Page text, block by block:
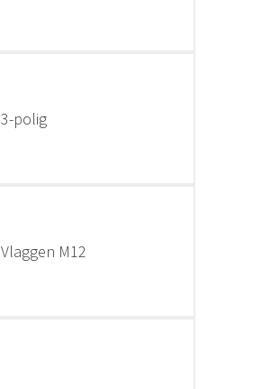
3-polig
Vlaggen M12